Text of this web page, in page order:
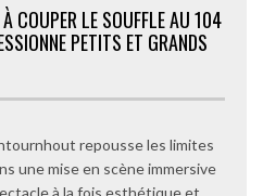
COUPER LE SOUFFLE AU 104
PETITS ET GRANDS
repousse les limites
une mise en scène immersive
à la fois esthétique et